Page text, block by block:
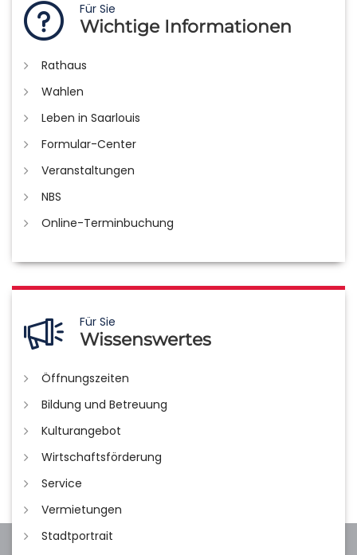
Für Sie
Wichtige Informationen
Rathaus
Wahlen
Leben in Saarlouis
Formular-Center
Veranstaltungen
NBS
Online-Terminbuchung
Für Sie
Wissenswertes
Öffnungszeiten
Bildung und Betreuung
Kulturangebot
Wirtschaftsförderung
Service
Vermietungen
Stadtportrait